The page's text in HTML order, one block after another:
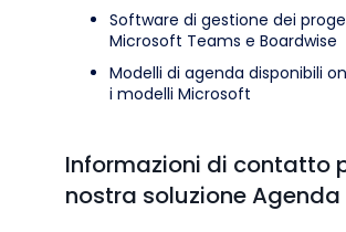
Software di gestione dei
Microsoft Teams e Boardwise
Modelli di agenda disponibili
i modelli Microsoft
Informazioni di contatto
nostra soluzione Agenda